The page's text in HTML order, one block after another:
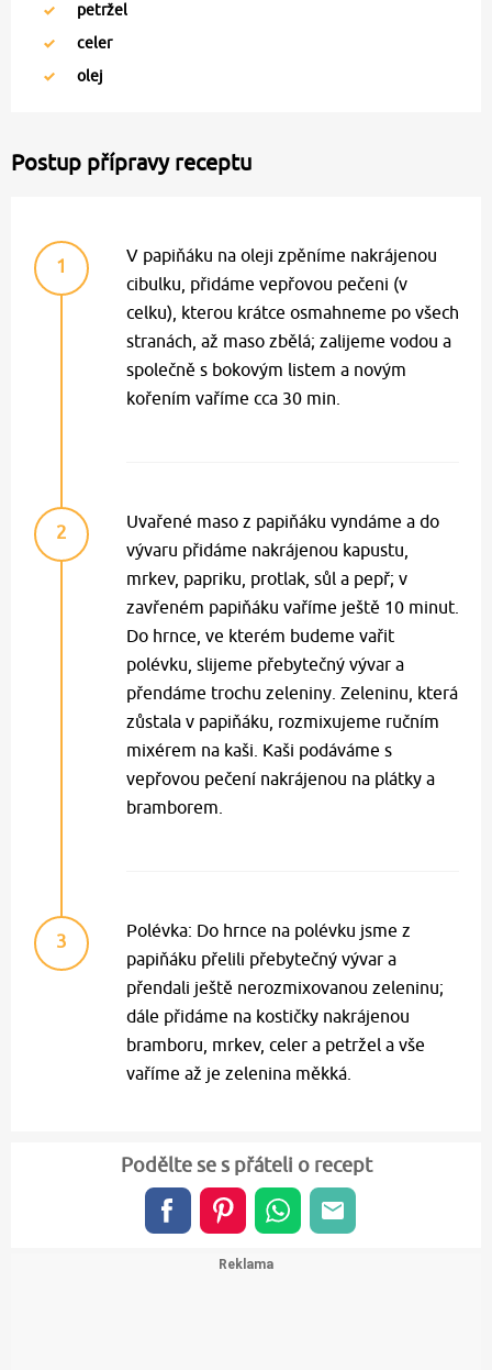
petržel
celer
olej
Postup přípravy receptu
1
V papiňáku na oleji zpěníme nakrájenou
cibulku, přidáme vepřovou pečeni (v
celku), kterou krátce osmahneme po všech
stranách, až maso zbělá; zalijeme vodou a
společně s bokovým listem a novým
kořením vaříme cca 30 min.
2
Uvařené maso z papiňáku vyndáme a do
vývaru přidáme nakrájenou kapustu,
mrkev, papriku, protlak, sůl a pepř; v
zavřeném papiňáku vaříme ještě 10 minut.
Do hrnce, ve kterém budeme vařit
polévku, slijeme přebytečný vývar a
přendáme trochu zeleniny. Zeleninu, která
zůstala v papiňáku, rozmixujeme ručním
mixérem na kaši. Kaši podáváme s
vepřovou pečení nakrájenou na plátky a
bramborem.
3
Polévka: Do hrnce na polévku jsme z
papiňáku přelili přebytečný vývar a
přendali ještě nerozmixovanou zeleninu;
dále přidáme na kostičky nakrájenou
bramboru, mrkev, celer a petržel a vše
vaříme až je zelenina měkká.
Podělte se s přáteli o recept